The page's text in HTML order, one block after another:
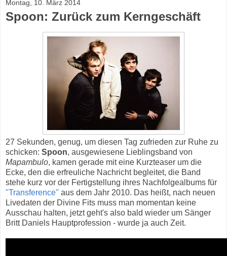
Montag, 10. März 2014
Spoon: Zurück zum Kerngeschäft
27 Sekunden, genug, um diesen Tag zufrieden zur Ruhe zu
schicken: Spoon, ausgewiesene Lieblingsband von
Mapambulo, kamen gerade mit eine Kurzteaser um die
Ecke, den die erfreuliche Nachricht begleitet, die Band
stehe kurz vor der Fertigstellung ihres Nachfolgealbums für
"Transference" aus dem Jahr 2010. Das heißt, nach neuen
Livedaten der Divine Fits muss man momentan keine
Ausschau halten, jetzt geht's also bald wieder um Sänger
Britt Daniels Hauptprofession - wurde ja auch Zeit.